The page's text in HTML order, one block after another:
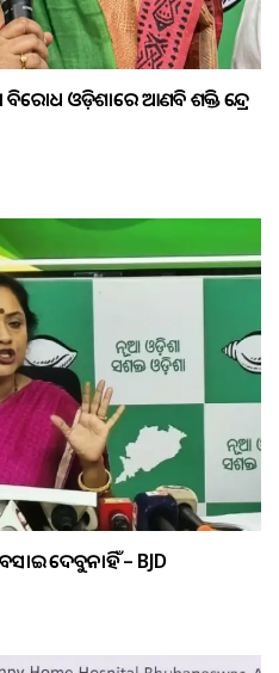
ବିରୋଧ ଓଡ଼ିଶାରେ ଆଣବିକ ଶକ୍ତି କେନ୍ଦ୍ର
ଦେବୁନାହିଁ – BJD